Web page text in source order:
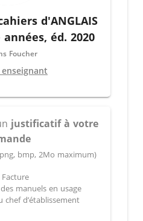
d'ANGLAIS
éd. 2020
Foucher
justificatif à votre
bmp, 2Mo maximum)
Facture
manuels en usage
d’établissement